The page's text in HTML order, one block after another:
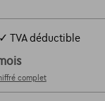
✓ TVA déductible
complet